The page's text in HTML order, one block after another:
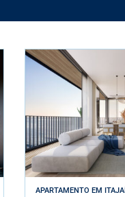
APARTAMENTO EM